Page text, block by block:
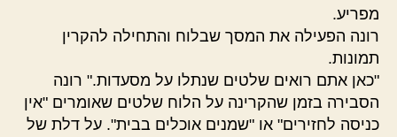
מפריע.
רונה הפעילה את המסך שבלוח והתחילה להקרין
תמונות.
"כאן אתם רואים שלטים שנתלו על מסעדות." רונה
הסבירה בזמן שהקרינה על הלוח שלטים שאומרים "אין
כניסה לחזירים" או "שמנים אוכלים בבית". על דלת של